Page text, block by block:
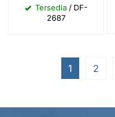
Tersedia/ DF-
2687
1 2